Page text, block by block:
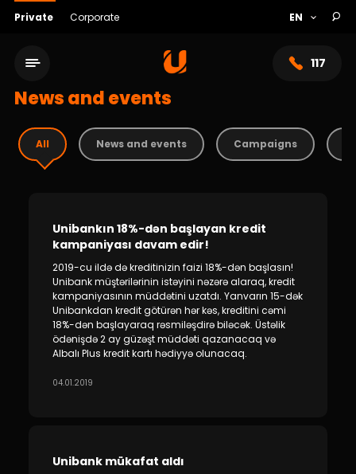
Private Corporate
117
Service network
About bank
Sustainability
News and events
All News and events Campaigns
Unibankın 18%-dən başlayan kredit
kampaniyası davam edir!
2019-cu ildə də kreditinizin faizi 18%-dən başlasın!
Unibank müştərilərinin istəyini nəzərə alaraq, kredit
kampaniyasının müddətini uzatdı. Yanvarın 15-dək
Unibankdan kredit götürən hər kəs, kreditini cəmi
18%-dən başlayaraq rəsmiləşdirə biləcək. Üstəlik
ödənişdə 2 ay güzəşt müddəti qazanacaq və
Albalı Plus kredit kartı hədiyyə olunacaq.
04.01.2019
Unibank mükafat aldı